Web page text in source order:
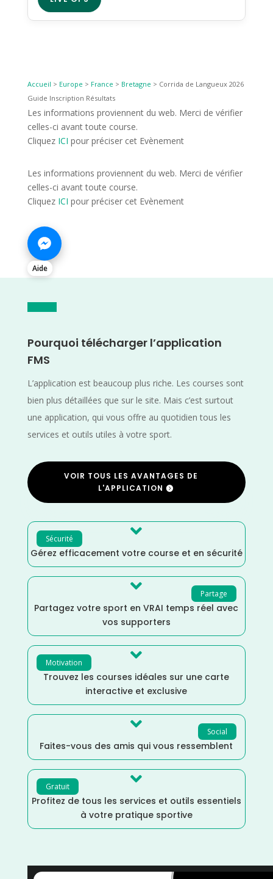
Accueil > Europe > France > Bretagne > Corrida de Langueux 2026
Guide Inscription Résultats
Les informations proviennent du web. Merci de vérifier
celles-ci avant toute course.
Cliquez ICI pour préciser cet Evènement
Les informations proviennent du web. Merci de vérifier
celles-ci avant toute course.
Cliquez ICI pour préciser cet Evènement
Aide
Pourquoi télécharger l’application
FMS
L’application est beaucoup plus riche. Les courses sont
bien plus détaillées que sur le site. Mais c’est surtout
une application, qui vous offre au quotidien tous les
services et outils utiles à votre sport.
VOIR TOUS LES AVANTAGES DE
L'APPLICATION
Sécurité 
Gérez efficacement votre course et en sécurité
Partage

Partagez votre sport en VRAI temps réel avec
vos supporters
Motivation 
Trouvez les courses idéales sur une carte
interactive et exclusive
Social

Faites-vous des amis qui vous ressemblent
Gratuit 
Profitez de tous les services et outils essentiels
à votre pratique sportive